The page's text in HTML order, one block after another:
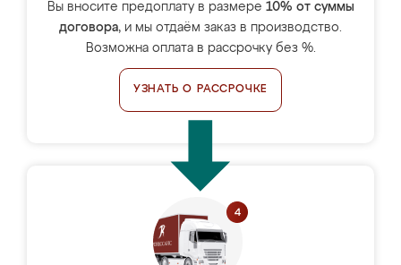
Вы вносите предоплату в размере 10% от суммы
договора, и мы отдаём заказ в производство.
Возможна оплата в рассрочку без %.
УЗНАТЬ О РАССРОЧКЕ